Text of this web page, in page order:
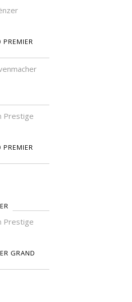
PREMIER
Prestige
PREMIER
Prestige
GRAND